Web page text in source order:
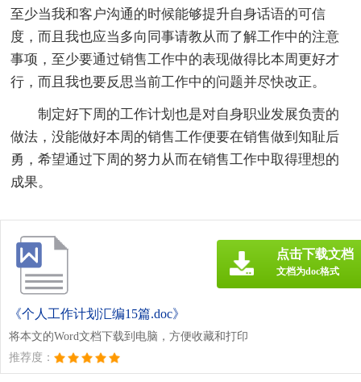
至少当我和客户沟通的时候能够提升自身话语的可信
度，而且我也应当多向同事请教从而了解工作中的注意
事项，至少要通过销售工作中的表现做得比本周更好才
行，而且我也要反思当前工作中的问题并尽快改正。
制定好下周的工作计划也是对自身职业发展负责的
做法，没能做好本周的销售工作便要在销售做到知耻后
勇，希望通过下周的努力从而在销售工作中取得理想的
成果。
《个人工作计划汇编15篇.doc》
将本文的Word文档下载到电脑，方便收藏和打印
推荐度：
点击下载文档
文档为doc格式